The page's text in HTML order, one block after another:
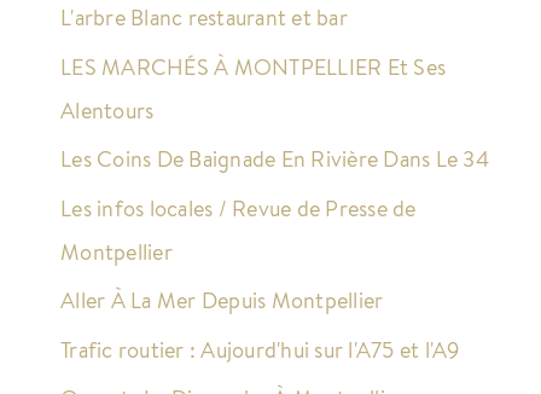
L'arbre Blanc restaurant et bar
LES MARCHÉS À MONTPELLIER Et Ses
Alentours
Les Coins De Baignade En Rivière Dans Le 34
Les infos locales / Revue de Presse de
Montpellier
Aller À La Mer Depuis Montpellier
Trafic routier : Aujourd'hui sur l'A75 et l'A9